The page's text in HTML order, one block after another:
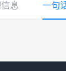
息 一句